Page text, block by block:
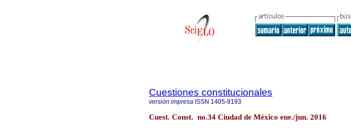
Cuestiones constitucionales
versión impresa ISSN 1405-9193
Cuest. Const. no.34 Ciudad de México ene./jun. 2016